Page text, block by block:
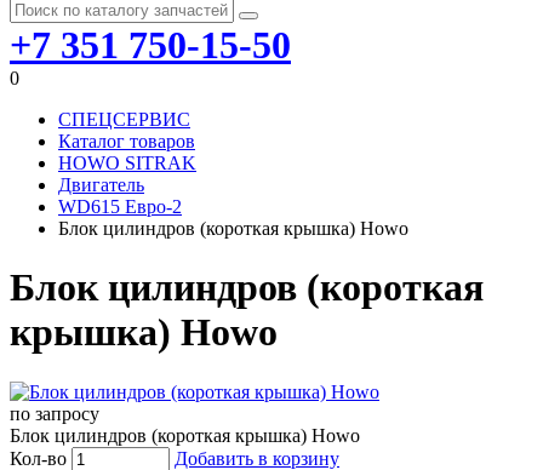
+7 351 750-15-50
0
СПЕЦСЕРВИС
Каталог товаров
HOWO SITRAK
Двигатель
WD615 Евро-2
Блок цилиндров (короткая крышка) Howo
Блок цилиндров (короткая
крышка) Howo
по запросу
Блок цилиндров (короткая крышка) Howo
Кол-во
Добавить в корзину